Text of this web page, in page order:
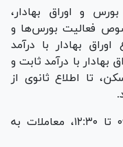
و اوراق بهادار،
فعالیت بورس‌ها و
اوراق بهادار با درآمد
بهادار با درآمد ثابت و
تا اطلاع ثانوی از
براساس این گزارش، از ساعت ۰۹:۰۵ تا ۱۲:۳۰، معاملات به